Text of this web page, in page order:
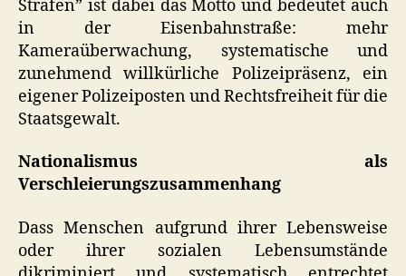
Strafen” ist dabei das Motto und bedeutet auch
in der Eisenbahnstraße: mehr
Kameraüberwachung, systematische und
zunehmend willkürliche Polizeipräsenz, ein
eigener Polizeiposten und Rechtsfreiheit für die
Staatsgewalt.
Nationalismus als
Verschleierungszusammenhang
Dass Menschen aufgrund ihrer Lebensweise
oder ihrer sozialen Lebensumstände